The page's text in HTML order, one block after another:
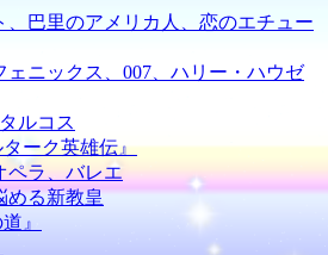
、巴里のアメリカ人、恋のエチュー
ェニックス、007、ハリー・ハウゼ
ルコス
ーク英雄伝』
ペラ、バレエ
める新教皇
』